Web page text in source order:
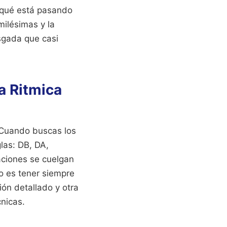
está pasando
y la
que casi
Ritmica
buscas los
DB, DA,
se cuelgan
es tener siempre
detallado y otra